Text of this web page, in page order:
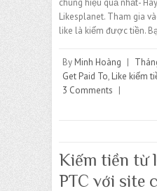
Likesplanet. Tham gia
like là kiếm được tiền.
By Minh Hoàng |
Get Paid To, Like kiếm
3 Comments |
Kiếm tiền từ
PTC với site